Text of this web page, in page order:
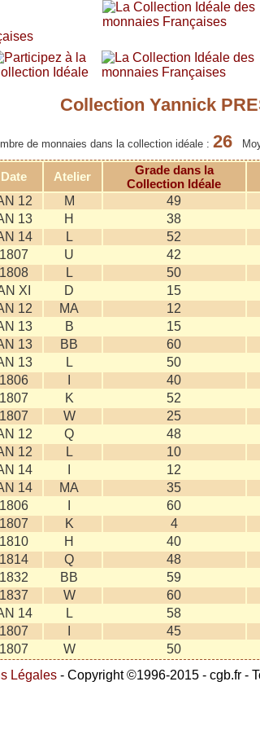
Collection Yannick
de monnaies dans la collection idéale : 26
Date Atelier
Grade dans la
Collection Idéale
12 M
49
13 H
38
14 L
52
1807 U
42
1808 L
50
XI D
15
12 MA
12
13 B
15
13 BB
60
13 L
50
1806
40
1807 K
52
1807 W
25
12 Q
48
12 L
10
14
12
14 MA
35
1806
60
1807 K
4
1810 H
40
1814 Q
48
1832 BB
59
1837 W
60
14 L
58
1807
45
1807 W
50
Légales - Copyright ©1996-2015 - cgb.fr -